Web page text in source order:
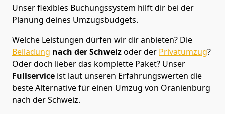
Unser flexibles Buchungssystem hilft dir bei der
Planung deines Umzugsbudgets.
Welche Leistungen dürfen wir dir anbieten? Die
Beiladung nach der Schweizoder der Privatumzug?
Oder doch lieber das komplette Paket? Unser
Fullservice ist laut unseren Erfahrungswerten die
beste Alternative für einen Umzug von Oranienburg
nach der Schweiz.